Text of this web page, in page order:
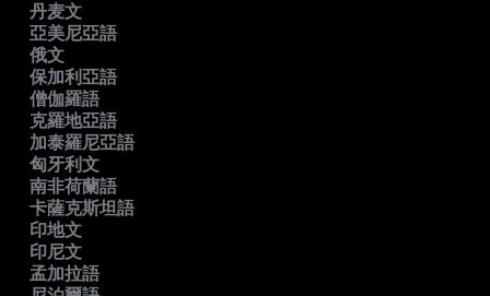
丹麦文
亞美尼亞語
俄文
保加利亞語
僧伽羅語
克羅地亞語
加泰羅尼亞語
匈牙利文
南非荷蘭語
卡薩克斯坦語
印地文
印尼文
孟加拉語